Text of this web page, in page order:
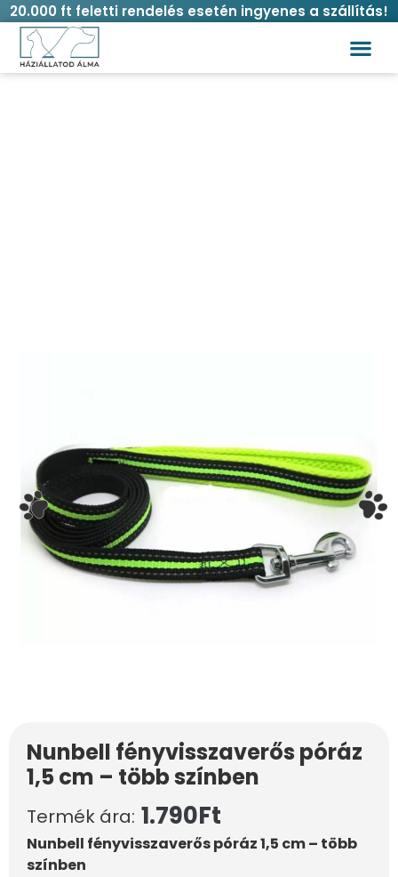
20.000 ft feletti rendelés esetén ingyenes a szállítás!
Nunbell fényvisszaverős póráz
1,5 cm – több színben
Termék ára: 1.790Ft
Nunbell fényvisszaverős póráz 1,5 cm – több
színben